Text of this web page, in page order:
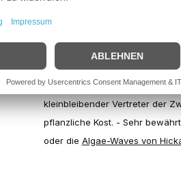
25°C - 30°C
DerPanaqolus spec.
kleinbleibender Vertreter der
pflanzliche Kost. - Sehr
oder die Algae-Waves von